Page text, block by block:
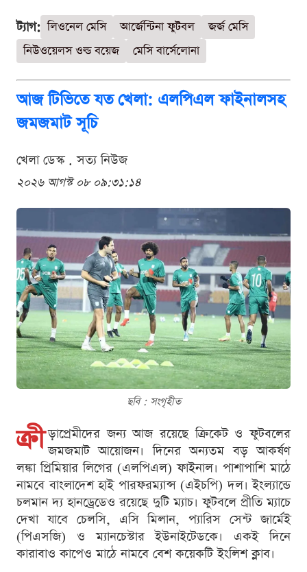
ট্যাগ: লিওনেল মেসি আর্জেন্টিনা ফুটবল
জর্জ মেসি
নিউওয়েলস ওল্ড বয়েজ
মেসি বার্সেলোনা
আজ টিভিতে যত খেলা: এলপিএল ফাইনালসহ
জমজমাট সূচি
খেলা ডেস্ক . সত্য নিউজ
২০২৬ আগস্ট ০৮ ০৯:৩১:১৪
ছবি : সংগৃহীত
ক্রী ড়াপ্রেমীদের জন্য আজ রয়েছে ক্রিকেট ও ফুটবলের
জমজমাট আয়োজন। দিনের অন্যতম বড় আকর্ষণ
লঙ্কা প্রিমিয়ার লিগের (এলপিএল) ফাইনাল। পাশাপাশি মাঠে
নামবে বাংলাদেশ হাই পারফরম্যান্স (এইচপি) দল। ইংল্যান্ডে
চলমান দ্য হানড্রেডেও রয়েছে দুটি ম্যাচ। ফুটবলে প্রীতি ম্যাচে
দেখা যাবে চেলসি, এসি মিলান, প্যারিস সেন্ট জার্মেই
(পিএসজি) ও ম্যানচেস্টার ইউনাইটেডকে। একই দিনে
কারাবাও কাপেও মাঠে নামবে বেশ কয়েকটি ইংলিশ ক্লাব।